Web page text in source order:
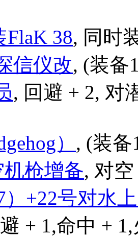
FlaK 38, 同时
信仪改, (装备
, 回避 + 2, 对
） , (装备
机枪增备, 对
）+22号对水
+ 1,命中 +